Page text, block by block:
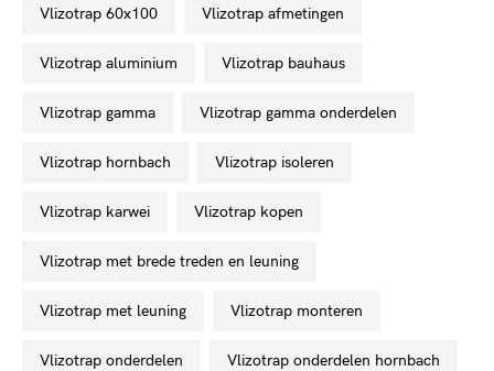
vlizotrap 60x100 vlizotrap afmetingen
vlizotrap aluminium vlizotrap bauhaus
vlizotrap gamma vlizotrap gamma onderdelen
vlizotrap hornbach vlizotrap isoleren
vlizotrap karwei vlizotrap kopen
vlizotrap met brede treden en leuning
vlizotrap met leuning vlizotrap monteren
vlizotrap onderdelen vlizotrap onderdelen hornbach